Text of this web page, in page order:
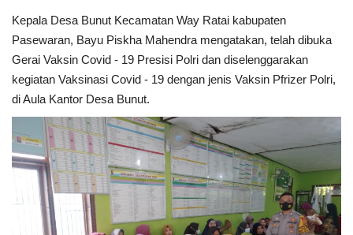
Kepala Desa Bunut Kecamatan Way Ratai kabupaten
Pasewaran, Bayu Piskha Mahendra mengatakan, telah dibuka
Gerai Vaksin Covid - 19 Presisi Polri dan diselenggarakan
kegiatan Vaksinasi Covid - 19 dengan jenis Vaksin Pfrizer Polri,
di Aula Kantor Desa Bunut.